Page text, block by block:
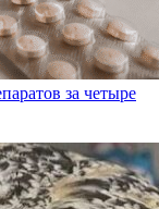
за четыре